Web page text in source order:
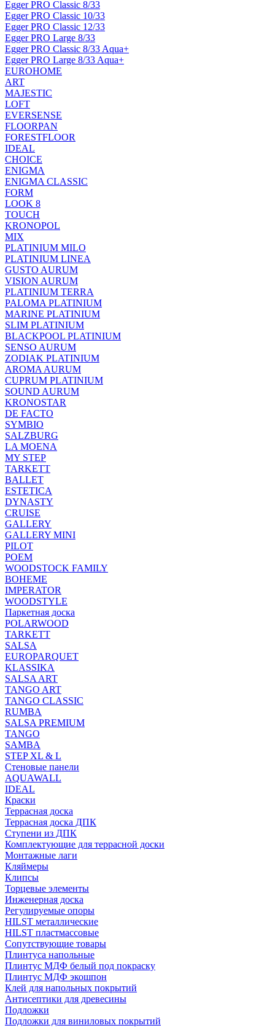
Egger PRO Classic 8/33
Egger PRO Classic 10/33
Egger PRO Classic 12/33
Egger PRO Large 8/33
Egger PRO Classic 8/33 Aqua+
Egger PRO Large 8/33 Aqua+
EUROHOME
ART
MAJESTIC
LOFT
EVERSENSE
FLOORPAN
FORESTFLOOR
IDEAL
CHOICE
ENIGMA
ENIGMA CLASSIC
FORM
LOOK 8
TOUCH
KRONOPOL
MIX
PLATINIUM MILO
PLATINIUM LINEA
GUSTO AURUM
VISION AURUM
PLATINIUM TERRA
PALOMA PLATINIUM
MARINE PLATINIUM
SLIM PLATINIUM
BLACKPOOL PLATINIUM
SENSO AURUM
ZODIAK PLATINIUM
AROMA AURUM
CUPRUM PLATINIUM
SOUND AURUM
KRONOSTAR
DE FACTO
SYMBIO
SALZBURG
LA MOENA
MY STEP
TARKETT
BALLET
ESTETICA
DYNASTY
CRUISE
GALLERY
GALLERY MINI
PILOT
POEM
WOODSTOCK FAMILY
BOHEME
IMPERATOR
WOODSTYLE
Паркетная доска
POLARWOOD
TARKETT
SALSA
EUROPARQUET
KLASSIKA
SALSA ART
TANGO ART
TANGO CLASSIC
RUMBA
SALSA PREMIUM
TANGO
SAMBA
STEP XL & L
Стеновые панели
AQUAWALL
IDEAL
Краски
Террасная доска
Террасная доска ДПК
Ступени из ДПК
Комплектующие для террасной доски
Монтажные лаги
Кляймеры
Клипсы
Торцевые элементы
Инженерная доска
Регулируемые опоры
HILST металлические
HILST пластмассовые
Сопутствующие товары
Плинтуса напольные
Плинтус МДФ белый под покраску
Плинтус МДФ экошпон
Клей для напольных покрытий
Антисептики для древесины
Подложки
Подложки для виниловых покрытий